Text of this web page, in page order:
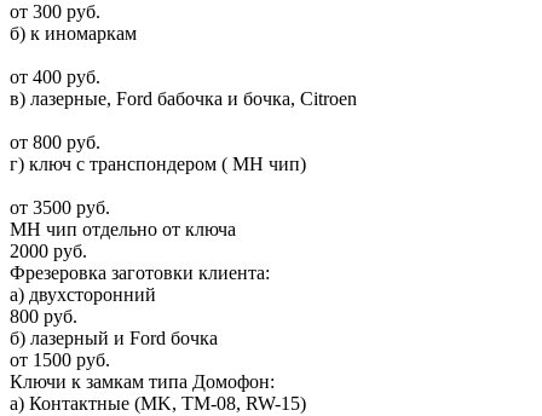
от 300 руб.
б) к иномаркам
от 400 руб.
в) лазерные, Ford бабочка и бочка, Сitroen
от 800 руб.
г) ключ с транспондером ( MH чип)
от 3500 руб.
МН чип отдельно от ключа
2000 руб.
Фрезеровка заготовки клиента:
а) двухсторонний
800 руб.
б) лазерный и Ford бочка
от 1500 руб.
Ключи к замкам типа Домофон:
а) Контактные (MK, ТМ-08, RW-15)